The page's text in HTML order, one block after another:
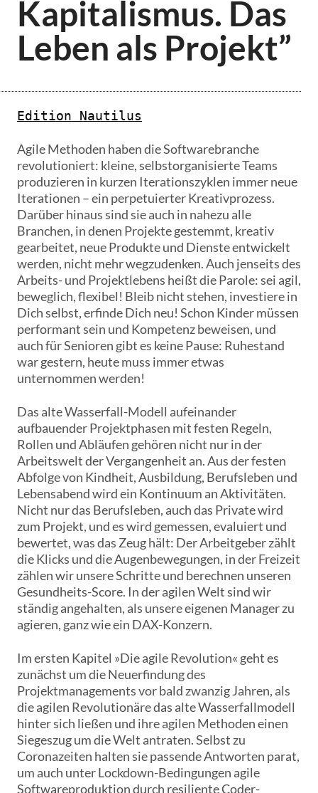
Kapitalismus. Das
Leben als Projekt”
Edition Nautilus
Agile Methoden haben die Softwarebranche
revolutioniert: kleine, selbstorganisierte Teams
produzieren in kurzen Iterationszyklen immer neue
Iterationen – ein perpetuierter Kreativprozess.
Darüber hinaus sind sie auch in nahezu alle
Branchen, in denen Projekte gestemmt, kreativ
gearbeitet, neue Produkte und Dienste entwickelt
werden, nicht mehr wegzudenken. Auch jenseits des
Arbeits- und Projektlebens heißt die Parole: sei agil,
beweglich, flexibel! Bleib nicht stehen, investiere in
Dich selbst, erfinde Dich neu! Schon Kinder müssen
performant sein und Kompetenz beweisen, und
auch für Senioren gibt es keine Pause: Ruhestand
war gestern, heute muss immer etwas
unternommen werden!
Das alte Wasserfall-Modell aufeinander
aufbauender Projektphasen mit festen Regeln,
Rollen und Abläufen gehören nicht nur in der
Arbeitswelt der Vergangenheit an. Aus der festen
Abfolge von Kindheit, Ausbildung, Berufsleben und
Lebensabend wird ein Kontinuum an Aktivitäten.
Nicht nur das Berufsleben, auch das Private wird
zum Projekt, und es wird gemessen, evaluiert und
bewertet, was das Zeug hält: Der Arbeitgeber zählt
die Klicks und die Augenbewegungen, in der Freizeit
zählen wir unsere Schritte und berechnen unseren
Gesundheits-Score. In der agilen Welt sind wir
ständig angehalten, als unsere eigenen Manager zu
agieren, ganz wie ein DAX-Konzern.
Im ersten Kapitel »Die agile Revolution« geht es
zunächst um die Neuerfindung des
Projektmanagements vor bald zwanzig Jahren, als
die agilen Revolutionäre das alte Wasserfallmodell
hinter sich ließen und ihre agilen Methoden einen
Siegeszug um die Welt antraten. Selbst zu
Coronazeiten halten sie passende Antworten parat,
um auch unter Lockdown-Bedingungen agile
Softwareproduktion durch resiliente Coder-